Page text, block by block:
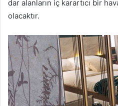
dar alanların iç karartıcı bir
olacaktır.